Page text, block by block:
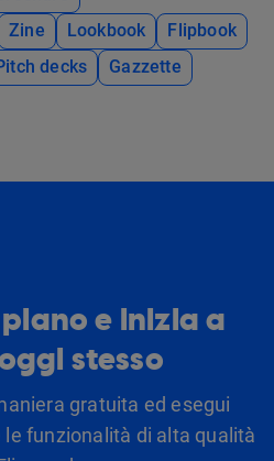
Zine Lookbook
Flipbook
decks
Gazzette
e inizia a
stesso
gratuita ed esegui
le funzionalità di alta qualità